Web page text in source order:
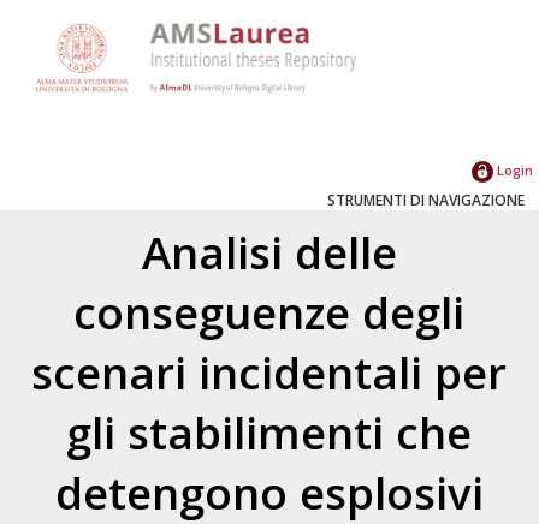
Login
STRUMENTI DI NAVIGAZIONE
Analisi delle
conseguenze degli
scenari incidentali per
gli stabilimenti che
detengono esplosivi